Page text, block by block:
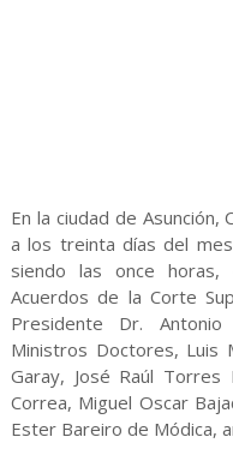
En la ciudad de Asunción,
a los treinta días del
siendo las once
Acuerdos de la Corte
Presidente Dr.
Ministros Doctores, Luis
Garay, José Raúl
Correa, Miguel Oscar
Ester Bareiro de Módica,